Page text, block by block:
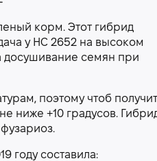
корм. Этот гибрид
у НС 2652 на высоком
досушивание семян при
поэтому чтоб
ниже +10 градусов.
году составила: